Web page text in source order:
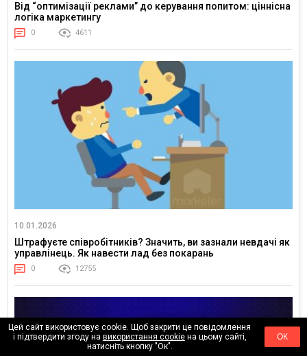
Від “оптимізації реклами” до керування попитом: ціннісна
логіка маркетингу
0 4611
10.01.2026
Штрафуєте співробітників? Значить, ви зазнали невдачі як
управлінець. Як навести лад без покарань
0 12755
Цей сайт використовує cookie. Щоб закрити це повідомлення
і підтвердити згоду на використання cookieна цьому сайті,
натисніть кнопку "Ок".
ОК